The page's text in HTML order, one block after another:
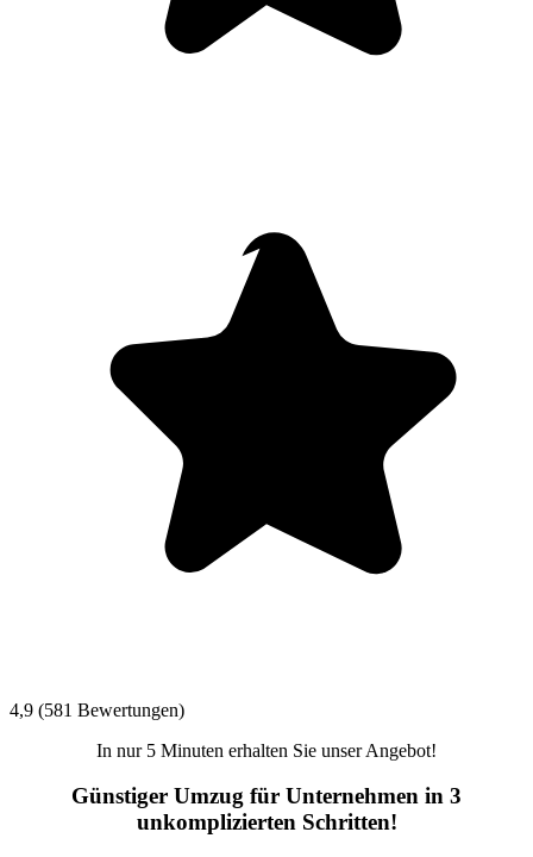
4,9 (581 Bewertungen)
In nur 5 Minuten erhalten Sie unser Angebot!
Günstiger Umzug für Unternehmen in 3
unkomplizierten Schritten!